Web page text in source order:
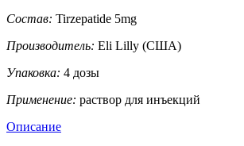
Состав: Tirzepatide 5mg
Производитель: Eli Lilly (США)
Упаковка: 4 дозы
Применение: раствор для инъекций
Описание